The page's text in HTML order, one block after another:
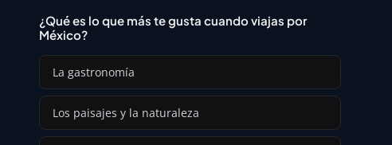
¿Qué es lo que más te gusta cuando viajas por
México?
La gastronomía
Los paisajes y la naturaleza